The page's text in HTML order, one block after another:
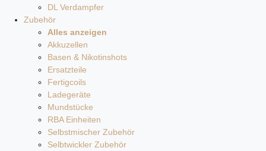
DL Verdampfer
Zubehör
Alles anzeigen
Akkuzellen
Basen & Nikotinshots
Ersatzteile
Fertigcoils
Ladegeräte
Mundstücke
RBA Einheiten
Selbstmischer Zubehör
Selbtwickler Zubehör